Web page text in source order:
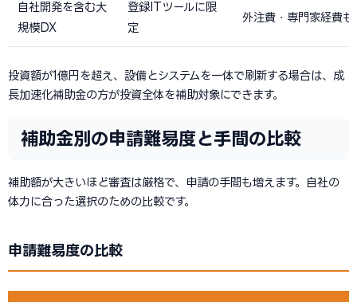
自社開発を含む大
規模DX
登録ITツールに限
定
外注費・専門家経費も
投資額が1億円を超え、設備とシステムを一体で刷新する場合は、成
長加速化補助金の方が投資全体を補助対象にできます。
補助金別の申請難易度と手間の比較
補助額が大きいほど審査は厳格で、申請の手間も増えます。自社の
体力に合った選択のための比較です。
申請難易度の比較